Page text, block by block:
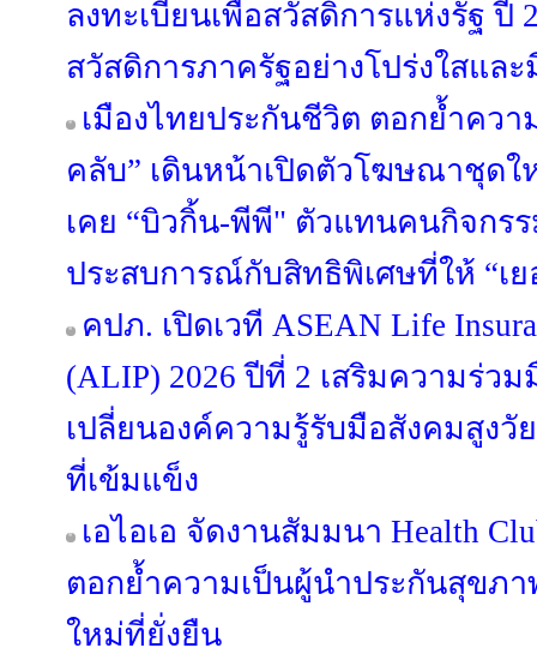
ลงทะเบียนเพื่อสวัสดิการแห่งรัฐ ปี
สวัสดิการภาครัฐอย่างโปร่งใสแล
เมืองไทยประกันชีวิต ตอกย้ำควา
คลับ” เดินหน้าเปิดตัวโฆษณาชุดใ
เคย “บิวกิ้น-พีพี" ตัวแทนคนกิจกรร
ประสบการณ์กับสิทธิพิเศษที่ให้ “เ
คปภ. เปิดเวที ASEAN Life
(ALIP) 2026 ปีที่ 2 เสริมความร่ว
เปลี่ยนองค์ความรู้รับมือสังคมสูงวัย
ที่เข้มแข็ง
เอไอเอ จัดงานสัมมนา Health
ตอกย้ำความเป็นผู้นำประกันสุขภ
ใหม่ที่ยั่งยืน